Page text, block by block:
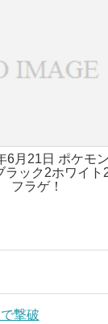
6月21日 ポケモン
ラック2ホワイト
フラゲ！
撃破